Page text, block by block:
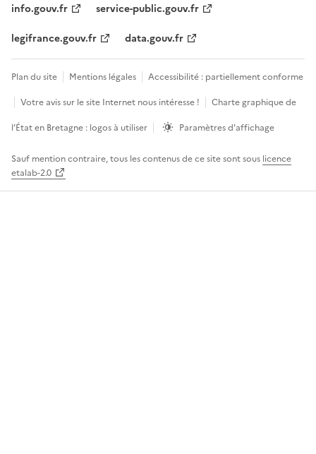
info.gouv.fr
service-public.gouv.fr
legifrance.gouv.fr
data.gouv.fr
Plan du site Mentions légales
Accessibilité : partiellement conforme
Votre avis sur le site Internet nous intéresse !
Charte graphique de
l’État en Bretagne : logos à utiliser
Paramètres d'affichage
Sauf mention contraire, tous les contenus de ce site sont sous licence
etalab-2.0